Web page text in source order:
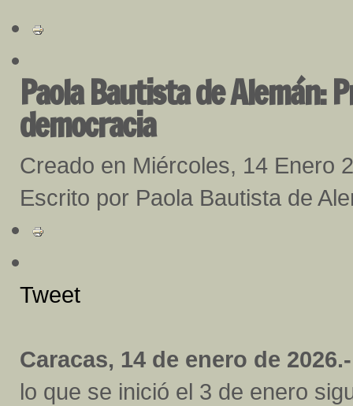
Paola Bautista de Alemán:
democracia
Creado en Miércoles, 14 Enero
Escrito por Paola Bautista de
Tweet
Caracas, 14 de enero de 2026.-
lo que se inició el 3 de enero